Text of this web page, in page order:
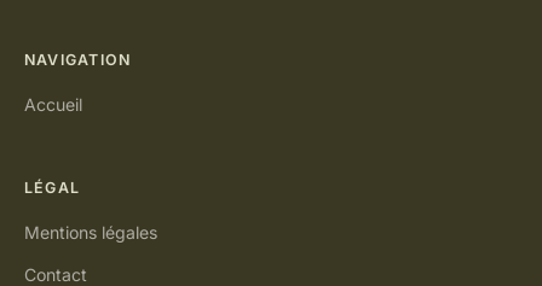
NAVIGATION
Accueil
LÉGAL
Mentions légales
Contact